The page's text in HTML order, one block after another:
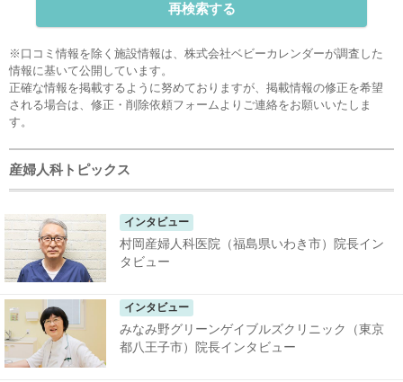
再検索する
※口コミ情報を除く施設情報は、株式会社ベビーカレンダーが調査した
情報に基いて公開しています。
正確な情報を掲載するように努めておりますが、掲載情報の修正を希望
される場合は、 修正・削除依頼フォームよりご連絡をお願いいたしま
す。
産婦人科トピックス
インタビュー
村岡産婦人科医院（福島県いわき市）院長イン
タビュー
インタビュー
みなみ野グリーンゲイブルズクリニック（東京
都八王子市）院長インタビュー